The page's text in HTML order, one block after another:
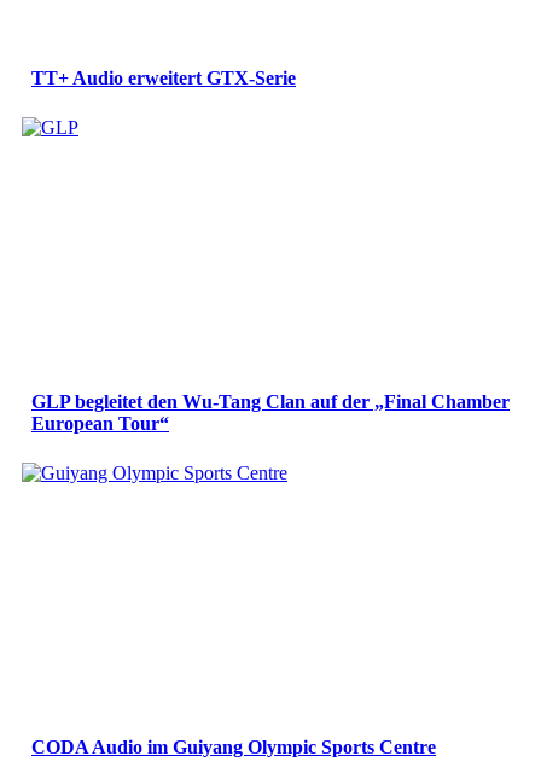
TT+ Audio erweitert GTX-Serie
GLP begleitet den Wu-Tang Clan auf der „Final Chamber
European Tour“
CODA Audio im Guiyang Olympic Sports Centre